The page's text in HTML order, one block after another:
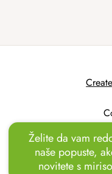
Uživajte u odmoru u
Želite da vam
naše popuste,
novitete s